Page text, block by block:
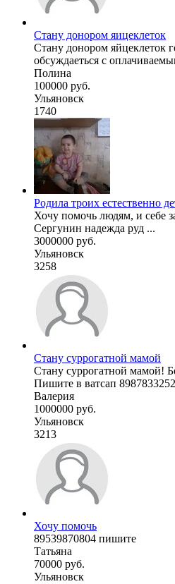
Стану донором яицеклеток
Стану донором яйцеклеток
обсуждаеться с
Полина
100000 руб.
Ульяновск
1740
Родила троих естественно
Хочу помочь людям, и себе
Сергунин надежда руд ...
3000000 руб.
Ульяновск
3258
Стану суррогатной мамой
Стану суррогатной мамой!
Пишите в ватсап
Валерия
1000000 руб.
Ульяновск
3213
Хочу помочь
89539870804 пишите
Татьяна
70000 руб.
Ульяновск